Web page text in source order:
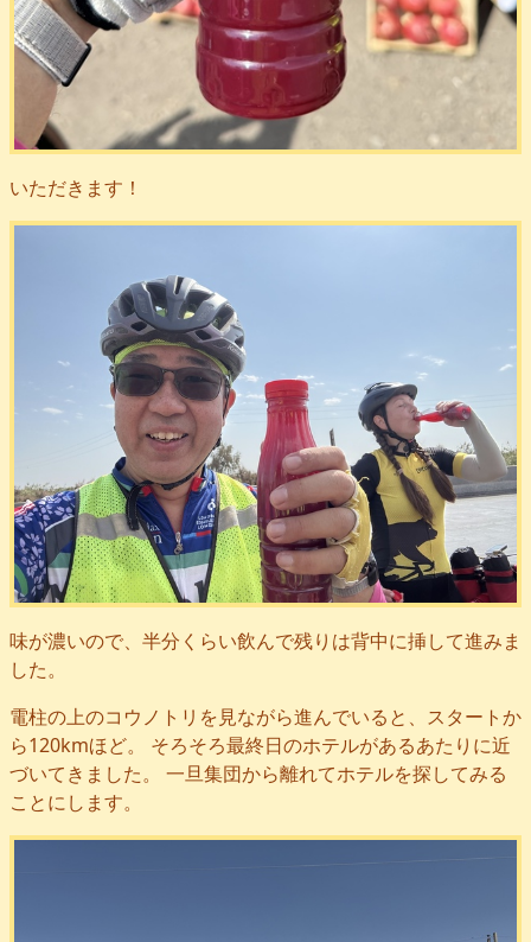
いただきます！
味が濃いので、半分くらい飲んで残りは背中に挿して進みま
した。
電柱の上のコウノトリを見ながら進んでいると、スタートか
ら120kmほど。 そろそろ最終日のホテルがあるあたりに近
づいてきました。 一旦集団から離れてホテルを探してみる
ことにします。